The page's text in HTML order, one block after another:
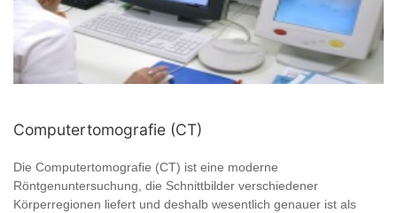
Computertomografie (CT)
Die Computertomografie (CT) ist eine moderne
Röntgenuntersuchung, die Schnittbilder verschiedener
Körperregionen liefert und deshalb wesentlich genauer ist als